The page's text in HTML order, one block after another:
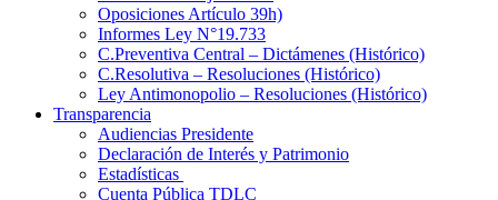
Oposiciones Artículo 39h)
Informes Ley N°19.733
C.Preventiva Central – Dictámenes (Histórico)
C.Resolutiva – Resoluciones (Histórico)
Ley Antimonopolio – Resoluciones (Histórico)
Transparencia
Audiencias Presidente
Declaración de Interés y Patrimonio
Estadísticas
Cuenta Pública TDLC